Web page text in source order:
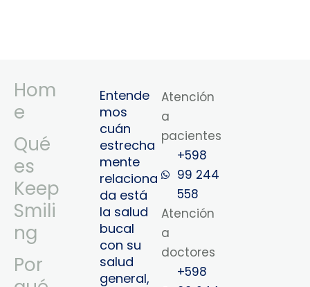
Hom
e
Qué
es
Keep
Smili
ng
Por
Entende
mos
cuán
estrecha
mente
relaciona
da está
la salud
bucal
con su
salud
general,
Atención
a
pacientes
+598
99 244
558
Atención
a
doctores
+598